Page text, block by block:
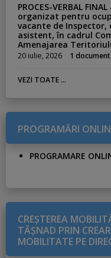
PROCES-VERBAL
organizat pentru
vacante de
asistent, în cadrul
Amenajarea
20 iulie, 2026 1 document
VEZI TOATE ...
PROGRAMĂRI
PROGRAMARE
CREŞTEREA
TĂŞNAD PRIN
MOBILITATE PE